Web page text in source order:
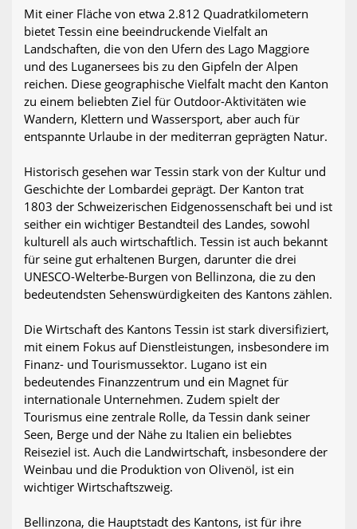
Mit einer Fläche von etwa 2.812 Quadratkilometern
bietet Tessin eine beeindruckende Vielfalt an
Landschaften, die von den Ufern des Lago Maggiore
und des Luganersees bis zu den Gipfeln der Alpen
reichen. Diese geographische Vielfalt macht den Kanton
zu einem beliebten Ziel für Outdoor-Aktivitäten wie
Wandern, Klettern und Wassersport, aber auch für
entspannte Urlaube in der mediterran geprägten Natur.
Historisch gesehen war Tessin stark von der Kultur und
Geschichte der Lombardei geprägt. Der Kanton trat
1803 der Schweizerischen Eidgenossenschaft bei und ist
seither ein wichtiger Bestandteil des Landes, sowohl
kulturell als auch wirtschaftlich. Tessin ist auch bekannt
für seine gut erhaltenen Burgen, darunter die drei
UNESCO-Welterbe-Burgen von Bellinzona, die zu den
bedeutendsten Sehenswürdigkeiten des Kantons zählen.
Die Wirtschaft des Kantons Tessin ist stark diversifiziert,
mit einem Fokus auf Dienstleistungen, insbesondere im
Finanz- und Tourismussektor. Lugano ist ein
bedeutendes Finanzzentrum und ein Magnet für
internationale Unternehmen. Zudem spielt der
Tourismus eine zentrale Rolle, da Tessin dank seiner
Seen, Berge und der Nähe zu Italien ein beliebtes
Reiseziel ist. Auch die Landwirtschaft, insbesondere der
Weinbau und die Produktion von Olivenöl, ist ein
wichtiger Wirtschaftszweig.
Bellinzona, die Hauptstadt des Kantons, ist für ihre